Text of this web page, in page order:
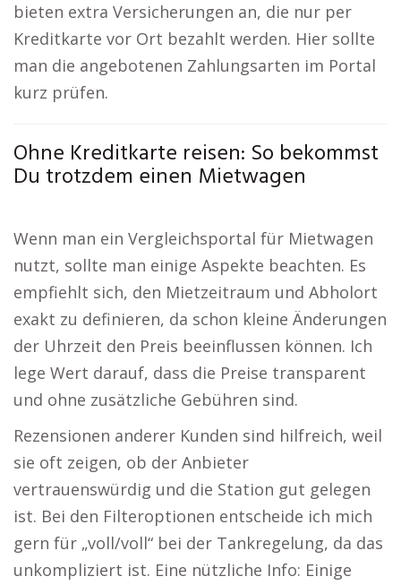
bieten extra Versicherungen an, die nur per
Kreditkarte vor Ort bezahlt werden. Hier sollte
man die angebotenen Zahlungsarten im Portal
kurz prüfen.
Ohne Kreditkarte reisen: So bekommst
Du trotzdem einen Mietwagen
Wenn man ein Vergleichsportal für Mietwagen
nutzt, sollte man einige Aspekte beachten. Es
empfiehlt sich, den Mietzeitraum und Abholort
exakt zu definieren, da schon kleine Änderungen
der Uhrzeit den Preis beeinflussen können. Ich
lege Wert darauf, dass die Preise transparent
und ohne zusätzliche Gebühren sind.
Rezensionen anderer Kunden sind hilfreich, weil
sie oft zeigen, ob der Anbieter
vertrauenswürdig und die Station gut gelegen
ist. Bei den Filteroptionen entscheide ich mich
gern für „voll/voll“ bei der Tankregelung, da das
unkompliziert ist. Eine nützliche Info: Einige